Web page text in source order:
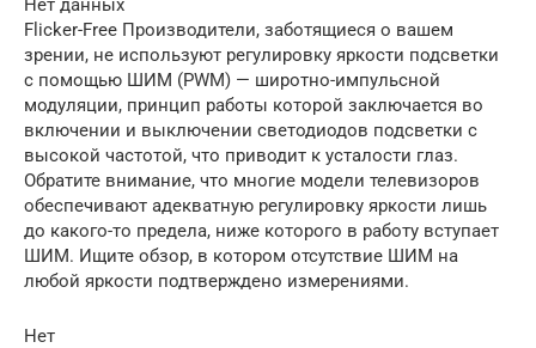
Flicker-Free Производители, заботящиеся о вашем
зрении, не используют регулировку яркости подсветки
с помощью ШИМ (PWM) — широтно-импульсной
модуляции, принцип работы которой заключается во
включении и выключении светодиодов подсветки с
высокой частотой, что приводит к усталости глаз.
Обратите внимание, что многие модели телевизоров
обеспечивают адекватную регулировку яркости лишь
до какого-то предела, ниже которого в работу вступает
ШИМ. Ищите обзор, в котором отсутствие ШИМ на
любой яркости подтверждено измерениями.
Нет